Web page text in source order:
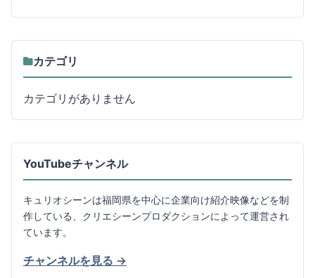
カテゴリ
カテゴリがありません
YouTubeチャンネル
キュリオシーンは福岡県を中心に企業向け紹介映像などを制
作している、クリエシーンプロダクションによって運営され
ています。
チャンネルを見る →